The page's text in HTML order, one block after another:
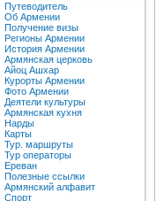
Путеводитель
Об Армении
Получение визы
Регионы Армении
История Армении
Армянская церковь
Айоц Ашхар
Курорты Армении
Фото Армении
Деятели культуры
Армянская кухня
Нарды
Карты
Тур. маршруты
Тур операторы
Ереван
Полезные ссылки
Армянский алфавит
Спорт